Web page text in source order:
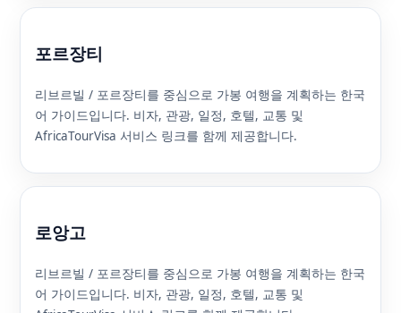
포르장티
리브르빌 / 포르장티를 중심으로 가봉 여행을 계획하는 한국
어 가이드입니다. 비자, 관광, 일정, 호텔, 교통 및
AfricaTourVisa 서비스 링크를 함께 제공합니다.
로앙고
리브르빌 / 포르장티를 중심으로 가봉 여행을 계획하는 한국
어 가이드입니다. 비자, 관광, 일정, 호텔, 교통 및